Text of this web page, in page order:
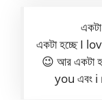
একটা হচ্ছে I
😉 আর একটা
you এবং i